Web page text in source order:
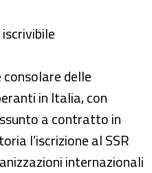
delle
in Italia, con
a contratto in
l’iscrizione al SSR
internazionali